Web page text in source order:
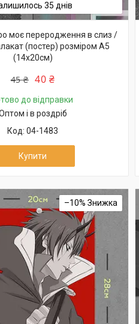
35 днів
моє переродження в слиз /
(постер) розміром А5
(14х20см)
45 ₴ 40 ₴
до відправки
і в роздріб
04-1483
Купити
–10%